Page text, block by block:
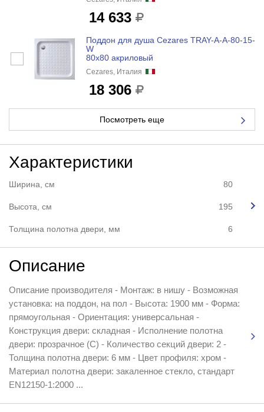
14 633
Поддон для душа Cezares TRAY-A-A-80-15-
W
80x80 акриловый
Cezares, Италия
18 306
Посмотреть еще
Характеристики
Ширина, см 80
Высота, см 195
Толщина полотна двери, мм 6
Описание
Описание производителя - Монтаж: в нишу - Возможная
установка: на поддон, на пол - Высота: 1900 мм - Форма:
прямоугольная - Ориентация: универсальная -
Конструкция двери: складная - Исполнение полотна
двери: прозрачное (C) - Количество секций двери: 2 -
Толщина полотна двери: 6 мм - Цвет профиля: хром -
Материал полотна двери: закаленное стекло, стандарт
EN12150-1:2000 ...